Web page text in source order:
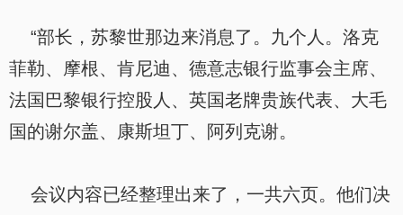
“部长，苏黎世那边来消息了。九个人。洛克
菲勒、摩根、肯尼迪、德意志银行监事会主席、
法国巴黎银行控股人、英国老牌贵族代表、大毛
国的谢尔盖、康斯坦丁、阿列克谢。
会议内容已经整理出来了，一共六页。他们决